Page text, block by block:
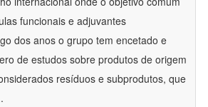
funcionais e adjuvantes
dos anos o grupo tem encetado e
de estudos sobre produtos de origem
resíduos e subprodutos, que